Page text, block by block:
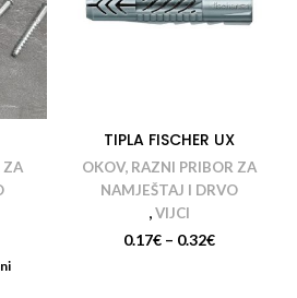
ZA
TIPLA FISCHER UX
OKOV, RAZNI PRIBOR ZA
NAMJEŠTAJ I DRVO
,VIJCI
0.17€ – 0.32€